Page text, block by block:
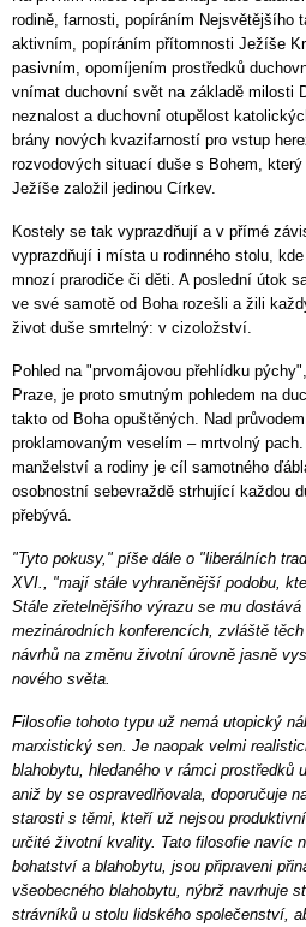
rodině, farnosti, popíráním Nejsvětějšího
aktivním, popíráním přítomnosti Ježíše
pasivním, opomíjením prostředků
vnímat duchovní svět na základě milosti
neznalost a duchovní otupělost
brány nových kvazifarností pro vstup
rozvodových situací duše s Bohem,
Ježíše založil jedinou Církev.
Kostely se tak vyprazdňují a v přímé
vyprazdňují i místa u rodinného stolu,
mnozí prarodiče či děti. A poslední útok
ve své samotě od Boha rozešli a žili
život duše smrtelný: v cizoložství.
Pohled na "prvomájovou přehlídku
Praze, je proto smutným pohledem na
takto od Boha opuštěných. Nad
proklamovaným veselím – mrtvolný
manželství a rodiny je cíl samotného
osobnostní sebevraždě strhující každou
přebývá.
"Tyto pokusy," píše dále o "liberálních
XVI., "mají stále vyhraněnější podobu,
Stále zřetelnějšího výrazu se mu
mezinárodních konferencích, zvláště
návrhů na změnu životní úrovně jasně
nového světa.
Filosofie tohoto typu už nemá utopický
marxistický sen. Je naopak velmi
blahobytu, hledaného v rámci prostředků
aniž by se ospravedlňovala, doporučuje
starosti s těmi, kteří už nejsou
určité životní kvality. Tato filosofie navíc
bohatství a blahobytu, jsou připraveni
všeobecného blahobytu, nýbrž navrhuje
strávníků u stolu lidského společenství,